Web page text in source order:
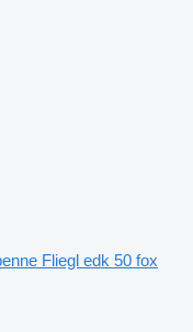
Fliegl edk 50 fox